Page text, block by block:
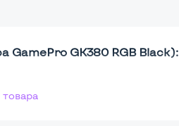
GamePro GK380 RGB Black):